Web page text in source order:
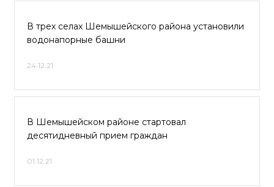
В трех селах Шемышейского района установили
водонапорные башни
24.12.21
В Шемышейском районе стартовал
десятидневный прием граждан
01.12.21